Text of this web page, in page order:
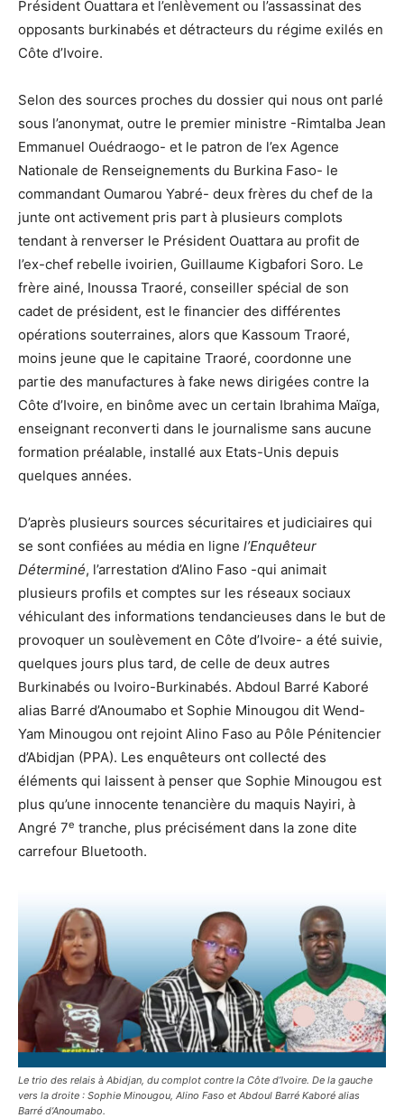
Président Ouattara et l’enlèvement ou l’assassinat des
opposants burkinabés et détracteurs du régime exilés en
Côte d’Ivoire.
Selon des sources proches du dossier qui nous ont parlé
sous l’anonymat, outre le premier ministre -Rimtalba Jean
Emmanuel Ouédraogo- et le patron de l’ex Agence
Nationale de Renseignements du Burkina Faso- le
commandant Oumarou Yabré- deux frères du chef de la
junte ont activement pris part à plusieurs complots
tendant à renverser le Président Ouattara au profit de
l’ex-chef rebelle ivoirien, Guillaume Kigbafori Soro. Le
frère ainé, Inoussa Traoré, conseiller spécial de son
cadet de président, est le financier des différentes
opérations souterraines, alors que Kassoum Traoré,
moins jeune que le capitaine Traoré, coordonne une
partie des manufactures à fake news dirigées contre la
Côte d’Ivoire, en binôme avec un certain Ibrahima Maïga,
enseignant reconverti dans le journalisme sans aucune
formation préalable, installé aux Etats-Unis depuis
quelques années.
D’après plusieurs sources sécuritaires et judiciaires qui
se sont confiées au média en ligne l’Enquêteur
Déterminé, l’arrestation d’Alino Faso -qui animait
plusieurs profils et comptes sur les réseaux sociaux
véhiculant des informations tendancieuses dans le but de
provoquer un soulèvement en Côte d’Ivoire- a été suivie,
quelques jours plus tard, de celle de deux autres
Burkinabés ou Ivoiro-Burkinabés. Abdoul Barré Kaboré
alias Barré d’Anoumabo et Sophie Minougou dit Wend-
Yam Minougou ont rejoint Alino Faso au Pôle Pénitencier
d’Abidjan (PPA). Les enquêteurs ont collecté des
éléments qui laissent à penser que Sophie Minougou est
plus qu’une innocente tenancière du maquis Nayiri, à
Angré 7e tranche, plus précisément dans la zone dite
carrefour Bluetooth.
Le trio des relais à Abidjan, du complot contre la Côte d’Ivoire. De la gauche
vers la droite : Sophie Minougou, Alino Faso et Abdoul Barré Kaboré alias
Barré d’Anoumabo.